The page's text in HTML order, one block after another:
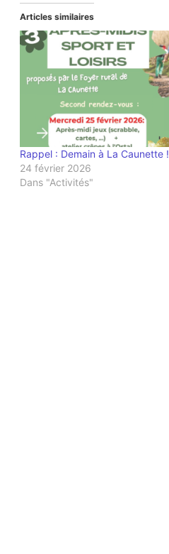
Articles similaires
Rappel : Demain à La Caunette !
24 février 2026
Dans "Activités"